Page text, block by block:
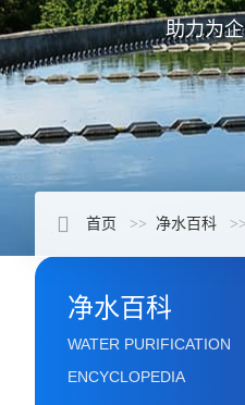
助力为
首页 净水百科
净水百科
WATER PURIFICATION
ENCYCLOPEDIA